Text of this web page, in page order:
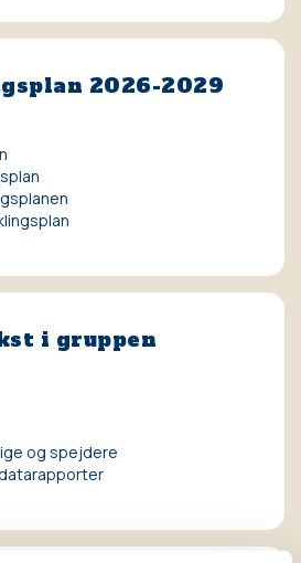
2026-2029
i gruppen
og spejdere